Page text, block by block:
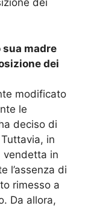
dei
sua madre
dei
modificato
le
deciso di
in
vendetta in
l’assenza di
rimesso a
Da allora,